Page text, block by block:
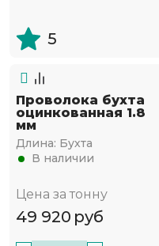
5
Проволока бухта
оцинкованная 1.8
мм
Длина: Бухта
В наличии
Цена за тонну
49 920 руб